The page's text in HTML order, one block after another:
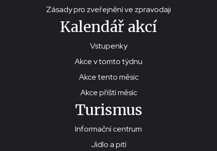
Zásady pro zveřejnění ve zpravodaji
Kalendář akcí
Vstupenky
Akce v tomto týdnu
Akce tento měsíc
Akce příští měsíc
Turismus
Informační centrum
Jídlo a pití